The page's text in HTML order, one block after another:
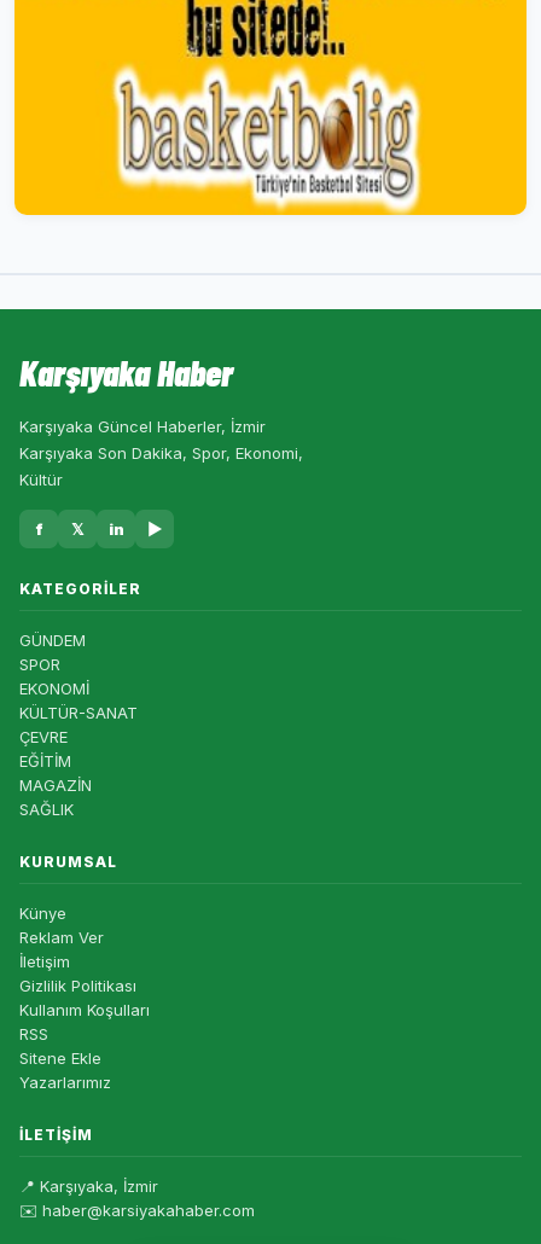
Karşıyaka Haber
Karşıyaka Güncel Haberler, İzmir
Karşıyaka Son Dakika, Spor, Ekonomi,
Kültür
f 𝕏 in ▶
KATEGORILER
GÜNDEM
SPOR
EKONOMİ
KÜLTÜR-SANAT
ÇEVRE
EĞİTİM
MAGAZİN
SAĞLIK
KURUMSAL
Künye
Reklam Ver
İletişim
Gizlilik Politikası
Kullanım Koşulları
RSS
Sitene Ekle
Yazarlarımız
İLETIŞIM
📍 Karşıyaka, İzmir
✉️ haber@karsiyakahaber.com